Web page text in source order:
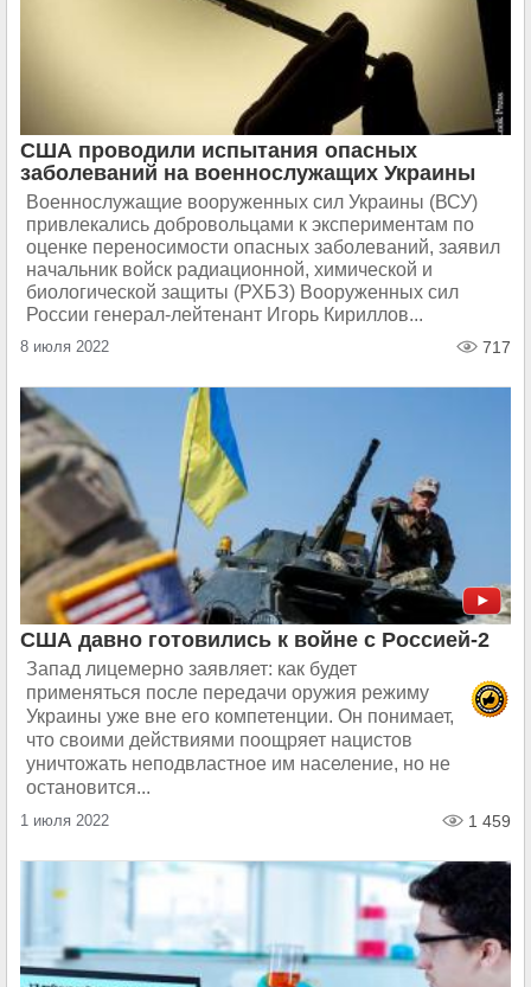
США проводили испытания опасных
заболеваний на военнослужащих Украины
Военнослужащие вооруженных сил Украины (ВСУ)
привлекались добровольцами к экспериментам по
оценке переносимости опасных заболеваний, заявил
начальник войск радиационной, химической и
биологической защиты (РХБЗ) Вооруженных сил
России генерал-лейтенант Игорь Кириллов...
8 июля 2022 717
США давно готовились к войне с Россией-2
Запад лицемерно заявляет: как будет
применяться после передачи оружия режиму
Украины уже вне его компетенции. Он понимает,
что своими действиями поощряет нацистов
уничтожать неподвластное им население, но не
остановится...
1 июля 2022 1 459